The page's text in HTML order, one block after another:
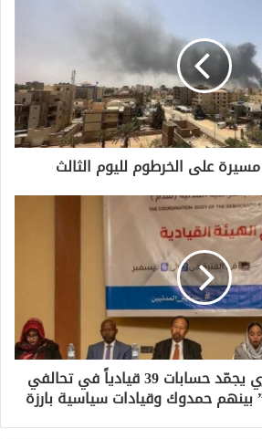
على الخرطوم لليوم الثالث
بنك السودان المركزي يجمّد حسابات 39 قيادياً في تحالفي
حمدوك وقيادات سياسية بارزة